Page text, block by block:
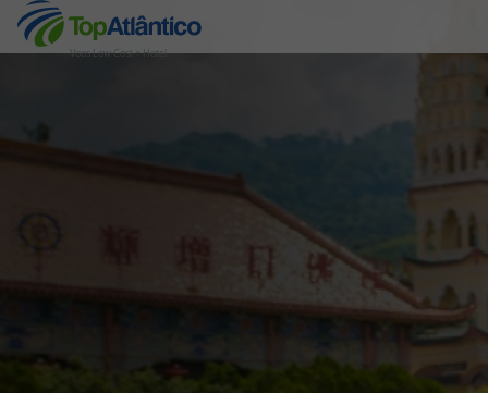
Voos Low Cost + Hotel
Destinos
Voos + Hotel
Pacotes de Férias